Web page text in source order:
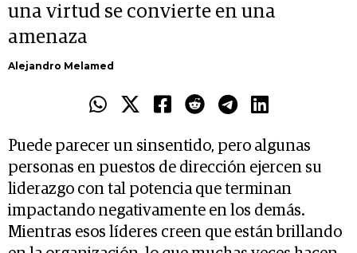
una virtud se convierte en una
amenaza
Alejandro Melamed
Puede parecer un sinsentido, pero algunas
personas en puestos de dirección ejercen su
liderazgo con tal potencia que terminan
impactando negativamente en los demás.
Mientras esos líderes creen que están brillando